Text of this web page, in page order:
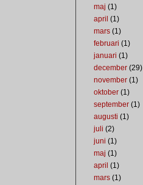
maj (1)
april (1)
mars (1)
februari (1)
januari (1)
december (29)
november (1)
oktober (1)
september (1)
augusti (1)
juli (2)
juni (1)
maj (1)
april (1)
mars (1)